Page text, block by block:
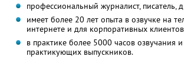
профессиональный журналист, писатель,
имеет более 20 лет опыта в озвучке на
интернете и для корпоративных
в практике более 5000 часов озвучания
практикующих выпускников.